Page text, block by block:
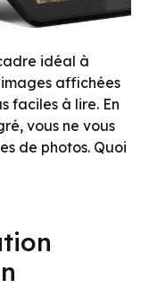
idéal à
affichées
faciles à lire. En
vous ne vous
de photos. Quoi